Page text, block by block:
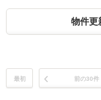
物件更
最初 前の30件